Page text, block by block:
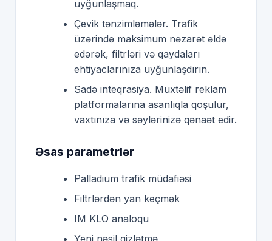
uyğunlaşmaq.
Çevik tənzimləmələr. Trafik
üzərində maksimum nəzarət əldə
edərək, filtrləri və qaydaları
ehtiyaclarınıza uyğunlaşdırın.
Sadə inteqrasiya. Müxtəlif reklam
platformalarına asanlıqla qoşulur,
vaxtınıza və səylərinizə qənaət edir.
Əsas parametrlər
Palladium trafik müdafiəsi
Filtrlərdən yan keçmək
IM KLO analoqu